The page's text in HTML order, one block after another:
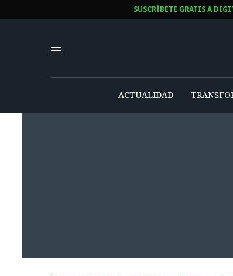
SUSCRÍBETE GRATIS A
ACTUALIDAD